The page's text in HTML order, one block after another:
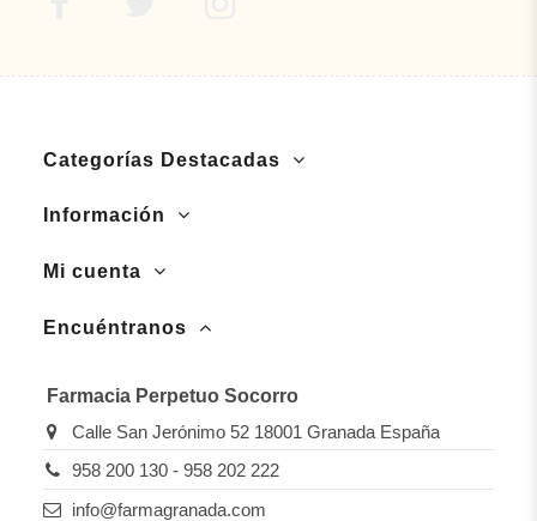
Categorías Destacadas
Información
Mi cuenta
Encuéntranos
Farmacia Perpetuo Socorro
Calle San Jerónimo 52 18001 Granada España
958 200 130 - 958 202 222
info@farmagranada.com